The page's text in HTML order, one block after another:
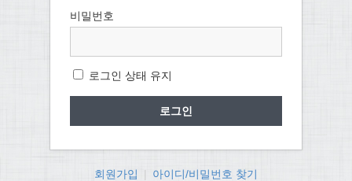
비밀번호
로그인 상태 유지
회원가입 아이디/비밀번호 찾기